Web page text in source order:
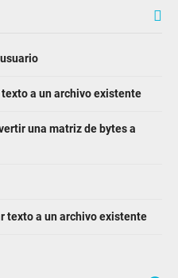
a un archivo existente
una matriz de bytes a
texto a un archivo existente